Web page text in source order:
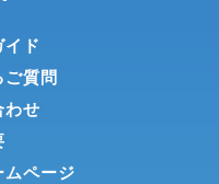
イド
ご質問
わせ
ムページ